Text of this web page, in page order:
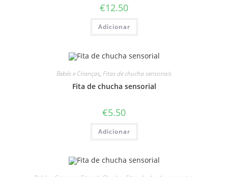
€12.50
Adicionar
Bebés e Crianças, Fitas de chucha sensoriais
Fita de chucha sensorial
€5.50
Adicionar